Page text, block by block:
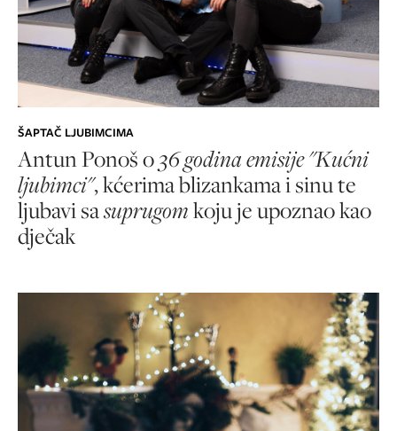
ŠAPTAČ LJUBIMCIMA
Antun Ponoš o36 godina emisije "Kućni
ljubimci", kćerima blizankama i sinu te
ljubavi sasuprugomkoju je upoznao kao
dječak